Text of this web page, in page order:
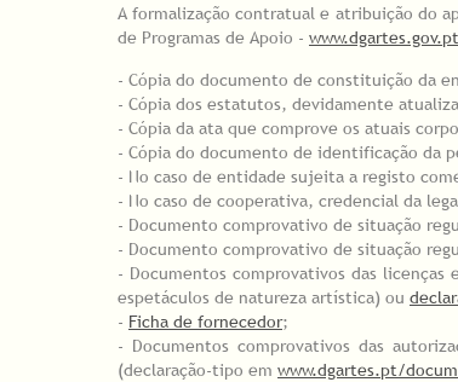
A formalização contratual e atribuição do
de Programas de Apoio - www.dgartes.gov.pt
- Cópia do documento de constituição da
- Cópia dos estatutos, devidamente
- Cópia da ata que comprove os atuais
- Cópia do documento de identificação da
- No caso de entidade sujeita a registo
- No caso de cooperativa, credencial da
- Documento comprovativo de situação
- Documento comprovativo de situação
- Documentos comprovativos das
espetáculos de natureza artística) ou
- Ficha de fornecedor;
- Documentos comprovativos das
(declaração-tipo em www.dgartes.pt/